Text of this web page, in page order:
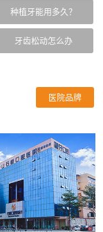
种植牙能用多久？
牙齿松动怎么办
医院品牌